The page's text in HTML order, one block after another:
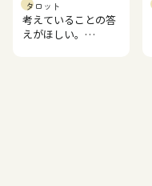
タロット
考えていることの答
えがほしい。